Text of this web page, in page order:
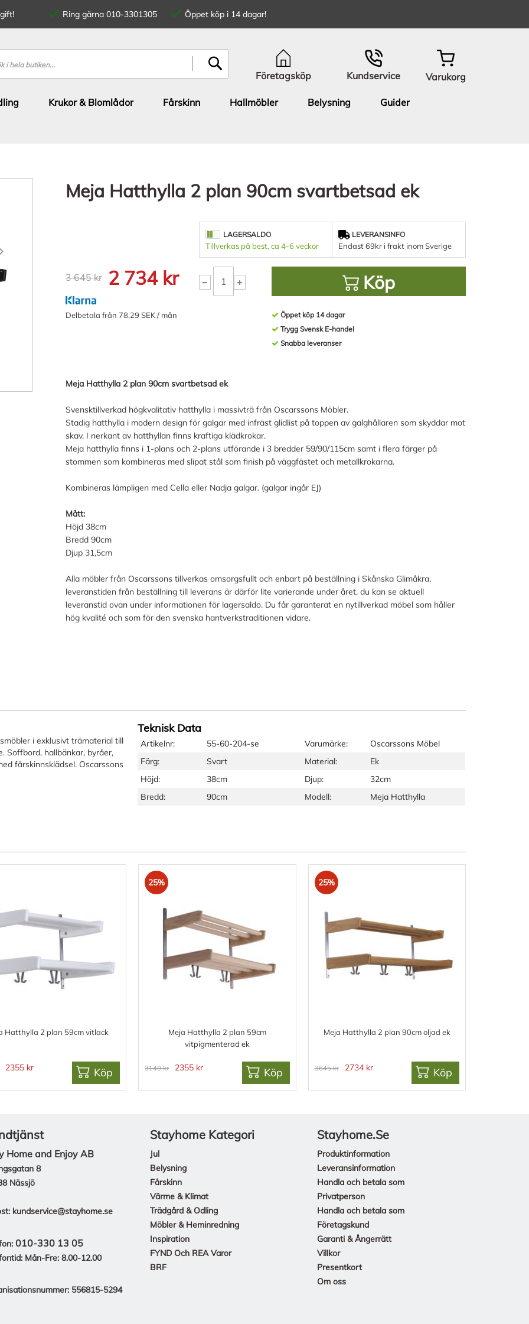
Ring gärna 010-3301305
Öppet köp i 14 dagar!
Företagsköp Kundservice Varukorg
Krukor & Blomlådor Fårskinn Hallmöbler Belysning
Guider
Meja Hatthylla 2 plan 90cm svartbetsad ek
3 645 kr 2 734 kr
Delbetala från 78.29 SEK / mån
LAGERSALDO
Tillverkas på best, ca 4-6 veckor
LEVERANSINFO
Endast 69kr i frakt inom Sverige
Köp
Öppet köp 14 dagar
Trygg Svensk E-handel
Snabba leveranser
Meja Hatthylla 2 plan 90cm svartbetsad ek
Svensktillverkad högkvalitativ hatthylla i massivträ från Oscarssons Möbler.
Stadig hatthylla i modern design för galgar med infräst glidlist på toppen av galghållaren som skyddar mot
skav. I nerkant av hatthyllan finns kraftiga klädkrokar.
Meja hatthylla finns i 1-plans och 2-plans utförande i 3 bredder 59/90/115cm samt i flera färger på
stommen som kombineras med slipat stål som finish på väggfästet och metallkrokarna.
Kombineras lämpligen med Cella eller Nadja galgar. (galgar ingår EJ)
Mått:
Höjd 38cm
Bredd 90cm
Djup 31,5cm
Alla möbler från Oscarssons tillverkas omsorgsfullt och enbart på beställning i Skånska Glimåkra,
leveranstiden från beställning till leverans är därför lite varierande under året, du kan se aktuell
leveranstid ovan under informationen för lagersaldo. Du får garanterat en nytillverkad möbel som håller
hög kvalité och som för den svenska hantverkstraditionen vidare.
i exklusivt trämaterial till
Soffbord, hallbänkar, byråer,
fårskinnsklädsel. Oscarssons
Teknisk Data
Artikelnr: 55-60-204-se Varumärke:
Oscarssons Möbel
Färg:
Svart Material:
Ek
Höjd:
38cm Djup:
32cm
Bredd:
90cm Modell: Meja Hatthylla
Hatthylla 2 plan 59cm vitlack
2355 kr Köp
25%
Meja Hatthylla 2 plan 59cm
vitpigmenterad ek
3140 kr 2355 kr Köp
25%
Meja Hatthylla 2 plan 90cm oljad ek
3645 kr 2734 kr Köp
Home and Enjoy AB
8
Nässjö
kundservice@stayhome.se
010-330 13 05
Mån-Fre: 8.00-12.00
556815-5294
Stayhome Kategori
Jul
Belysning
Fårskinn
Värme & Klimat
Trädgård & Odling
Möbler & Heminredning
Inspiration
FYND Och REA Varor
BRF
Stayhome.se
Produktinformation
Leveransinformation
Handla och betala som
Privatperson
Handla och betala som
Företagskund
Garanti & Ångerrätt
Villkor
Presentkort
Om oss